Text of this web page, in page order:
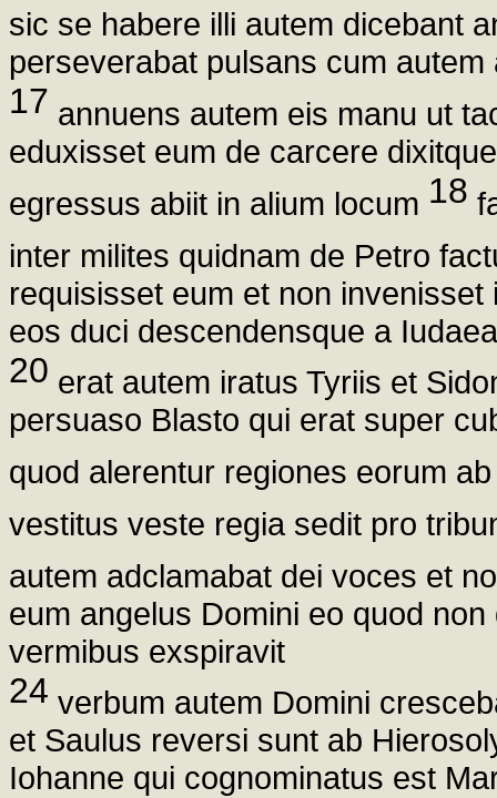
sic se habere illi autem dicebant
perseverabat pulsans cum
17 annuens autem eis manu ut
eduxisset eum de carcere
egressus abiit in alium locum 18
inter milites quidnam de Petro
requisisset eum et non
eos duci descendensque a
20 erat autem iratus Tyriis et
persuaso Blasto qui erat super
quod alerentur regiones eorum
vestitus veste regia sedit pro
autem adclamabat dei voces et
eum angelus Domini eo quod
vermibus exspiravit
24 verbum autem Domini
et Saulus reversi sunt ab
Iohanne qui cognominatus est